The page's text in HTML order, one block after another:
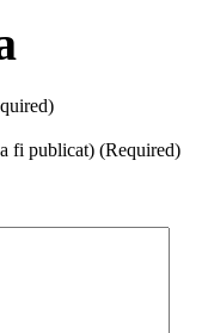
fi publicat) (Required)